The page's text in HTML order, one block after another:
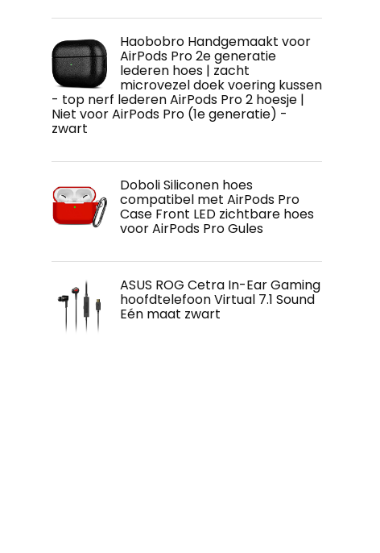
Haobobro Handgemaakt voor
AirPods Pro 2e generatie
lederen hoes | zacht
microvezel doek voering kussen
- top nerf lederen AirPods Pro 2 hoesje |
Niet voor AirPods Pro (1e generatie) -
zwart
Doboli Siliconen hoes
compatibel met AirPods Pro
Case Front LED zichtbare hoes
voor AirPods Pro Gules
ASUS ROG Cetra In-Ear Gaming
hoofdtelefoon Virtual 7.1 Sound
Eén maat zwart